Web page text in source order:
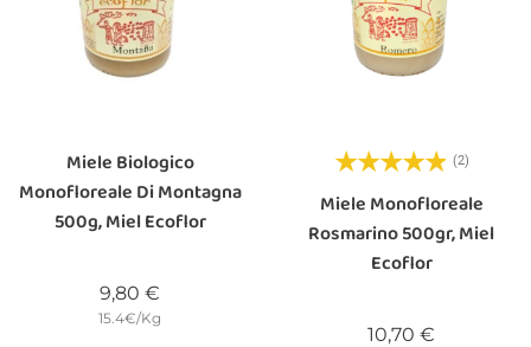
Miele Biologico
Monofloreale Di Montagna
500g, Miel Ecoflor
9,80 €
15.4€/Kg
(2)
Miele Monofloreale
Rosmarino 500gr, Miel
Ecoflor
10,70 €